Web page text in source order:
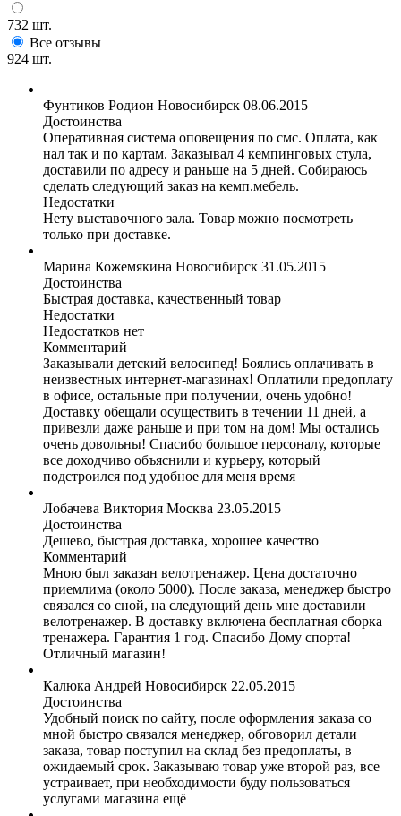
732 шт.
Все отзывы
924 шт.
Фунтиков Родион Новосибирск 08.06.2015
Достоинства
Оперативная система оповещения по смс. Оплата, как
нал так и по картам. Заказывал 4 кемпинговых стула,
доставили по адресу и раньше на 5 дней. Собираюсь
сделать следующий заказ на кемп.мебель.
Недостатки
Нету выставочного зала. Товар можно посмотреть
только при доставке.
Марина Кожемякина Новосибирск 31.05.2015
Достоинства
Быстрая доставка, качественный товар
Недостатки
Недостатков нет
Комментарий
Заказывали детский велосипед! Боялись оплачивать в
неизвестных интернет-магазинах! Оплатили предоплату
в офисе, остальные при получении, очень удобно!
Доставку обещали осуществить в течении 11 дней, а
привезли даже раньше и при том на дом! Мы остались
очень довольны! Спасибо большое персоналу, которые
все доходчиво объяснили и курьеру, который
подстроился под удобное для меня время
Лобачева Виктория Москва 23.05.2015
Достоинства
Дешево, быстрая доставка, хорошее качество
Комментарий
Мною был заказан велотренажер. Цена достаточно
приемлима (около 5000). После заказа, менеджер быстро
связался со сной, на следующий день мне доставили
велотренажер. В доставку включена бесплатная сборка
тренажера. Гарантия 1 год. Спасибо Дому спорта!
Отличный магазин!
Калюка Андрей Новосибирск 22.05.2015
Достоинства
Удобный поиск по сайту, после оформления заказа со
мной быстро связался менеджер, обговорил детали
заказа, товар поступил на склад без предоплаты, в
ожидаемый срок. Заказываю товар уже второй раз, все
устраивает, при необходимости буду пользоваться
услугами магазина ещё